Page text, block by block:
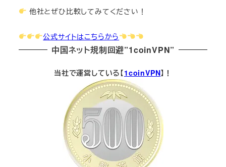
他社とぜひ比較してみてください！
公式サイトはこちらから
中国ネット規制回避”1coinVPN”
当社で運営している【1coinVPN】！